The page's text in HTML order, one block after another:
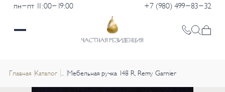
пн-пт 11:00-19:00 +7 (980) 499-83-32
Главная Каталог ... Мебельная ручка 148 R, Remy Garnier